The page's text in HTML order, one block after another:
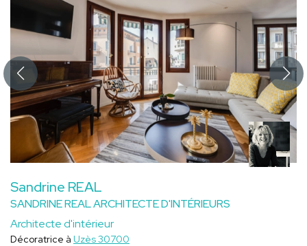
Sandrine REAL
SANDRINE REAL ARCHITECTE D'INTÉRIEURS
Architecte d'intérieur
Décoratrice à Uzès 30700